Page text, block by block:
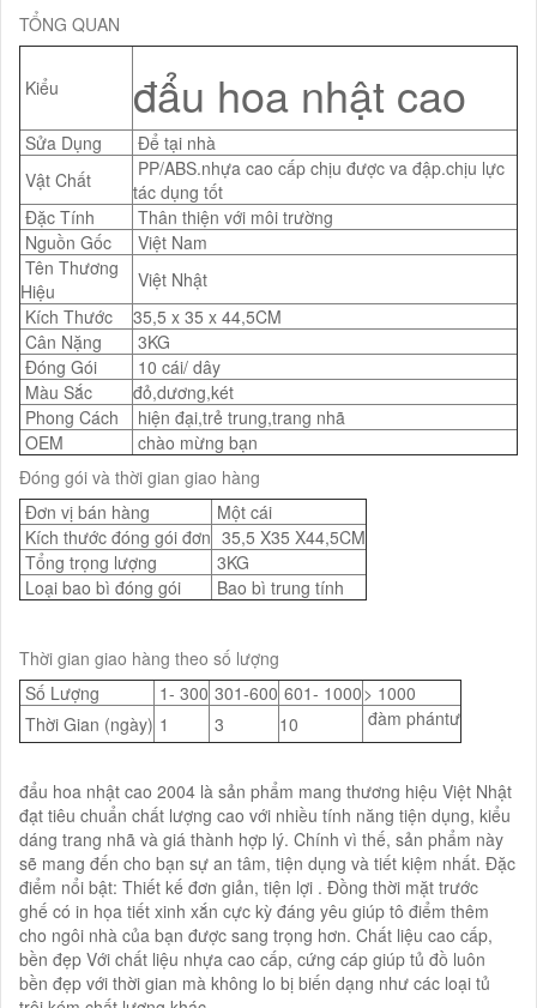
TỔNG QUAN
Kiểu đẩu hoa nhật cao
Sửa Dụng
Để tại nhà
Vật Chất
PP/ABS.nhựa cao cấp chịu được va đập.chịu lực
tác dụng tốt
Đặc Tính
Thân thiện với môi trường
Nguồn Gốc
Việt Nam
Tên Thương
Hiệu
Việt Nhật
Kích Thước
35,5 x 35 x 44,5CM
Cân Nặng
3KG
Đóng Gói
10 cái/ dây
Màu Sắc
đỏ,dương,két
Phong Cách
hiện đại,trẻ trung,trang nhã
OEM
chào mừng bạn
Đóng gói và thời gian giao hàng
Đơn vị bán hàng
Một cái
Kích thước đóng gói đơn 35,5 X35 X44,5CM
Tổng trọng lượng
3KG
Loại bao bì đóng gói
Bao bì trung tính
Thời gian giao hàng theo số lượng
Số Lượng
1- 300 301-600 601- 1000> 1000
Thời Gian (ngày) 1 3 10 đàm phántư
đẩu hoa nhật cao 2004 là sản phẩm mang thương hiệu Việt Nhật
đạt tiêu chuẩn chất lượng cao với nhiều tính năng tiện dụng, kiểu
dáng trang nhã và giá thành hợp lý. Chính vì thế, sản phẩm này
sẽ mang đến cho bạn sự an tâm, tiện dụng và tiết kiệm nhất. Đặc
điểm nổi bật: Thiết kế đơn giản, tiện lợi . Đồng thời mặt trước
ghế có in họa tiết xinh xắn cực kỳ đáng yêu giúp tô điểm thêm
cho ngôi nhà của bạn được sang trọng hơn. Chất liệu cao cấp,
bền đẹp Với chất liệu nhựa cao cấp, cứng cáp giúp tủ đồ luôn
bền đẹp với thời gian mà không lo bị biến dạng như các loại tủ